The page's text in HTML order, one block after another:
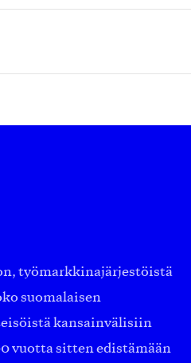
työmarkkinajärjestöistä
suomalaisen
kansainvälisiin
vuotta sitten edistämään